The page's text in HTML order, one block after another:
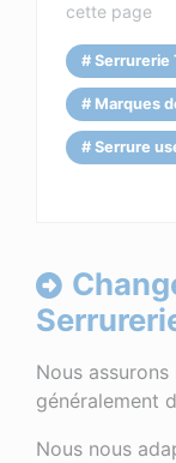
cette page
# Serrurerie
# Marques
# Serrure
Nous
généralement
Nous nous